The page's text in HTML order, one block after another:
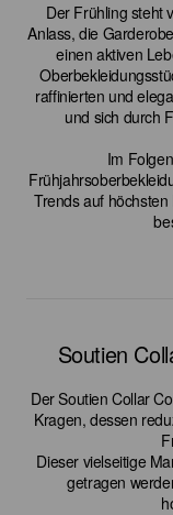
Der Frühling steht
Anlass, die
einen aktiven
raffinierten und
und sich durch
Im
Trends auf
Soutien
Der Soutien Collar
Kragen, dessen
Dieser vielseitige
getragen